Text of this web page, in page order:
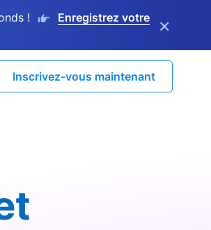
!
Enregistrez votre
×
Inscrivez-vous maintenant